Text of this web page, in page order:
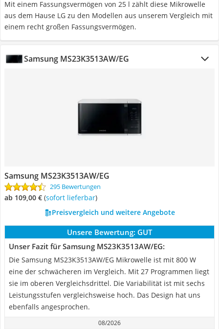
Mit einem Fassungsvermögen von 25 l zählt diese Mikrowelle
aus dem Hause LG zu den Modellen aus unserem Vergleich mit
einem recht großen Fassungsvermögen.
Samsung MS23K3513AW/EG
Samsung MS23K3513AW/EG
295 Bewertungen
ab 109,00 € ( Sofort lieferbar)
Preisvergleich und weitere Angebote
Unsere Bewertung: GUT
Unser Fazit für Samsung MS23K3513AW/EG:
Die Samsung MS23K3513AW/EG Mikrowelle ist mit 800 W
eine der schwächeren im Vergleich. Mit 27 Programmen liegt
sie im oberen Vergleichsdrittel. Die Variabilität ist mit sechs
Leistungsstufen vergleichsweise hoch. Das Design hat uns
ebenfalls angesprochen.
08/2026